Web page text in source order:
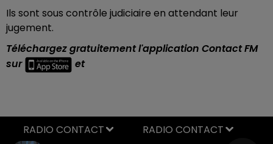
Ils sont sous contrôle judiciaire en attendant leur
jugement.
Téléchargez gratuitement l'application Contact FM
sur
et
RADIO CONTACT